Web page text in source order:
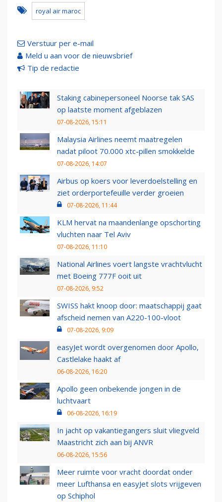
royal air maroc
Verstuur per e-mail
Meld u aan voor de nieuwsbrief
Tip de redactie
Staking cabinepersoneel Noorse tak SAS
op laatste moment afgeblazen
07-08-2026, 15:11
Malaysia Airlines neemt maatregelen
nadat piloot 70.000 xtc-pillen smokkelde
07-08-2026, 14:07
Airbus op koers voor leverdoelstelling en
ziet orderportefeuille verder groeien
07-08-2026, 11:44
KLM hervat na maandenlange opschorting
vluchten naar Tel Aviv
07-08-2026, 11:10
National Airlines voert langste vrachtvlucht
met Boeing 777F ooit uit
07-08-2026, 9:52
SWISS hakt knoop door: maatschappij gaat
afscheid nemen van A220-100-vloot
07-08-2026, 9:09
easyJet wordt overgenomen door Apollo,
Castlelake haakt af
06-08-2026, 16:20
Apollo geen onbekende jongen in de
luchtvaart
06-08-2026, 16:19
In jacht op vakantiegangers sluit vliegveld
Maastricht zich aan bij ANVR
06-08-2026, 15:56
Meer ruimte voor vracht doordat onder
meer Lufthansa en easyJet slots vrijgeven
op Schiphol